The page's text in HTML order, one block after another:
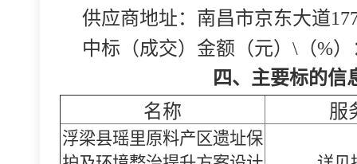
供应商地址：南昌市京东大道
中标（成交）金额（元）\（%）
四、主要标的信
名称
服
浮梁县瑶里原料产区遗址保